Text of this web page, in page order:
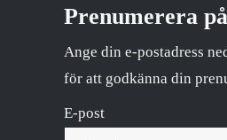
Prenumerera
Ange din e-postadress
för att godkänna din
E-post